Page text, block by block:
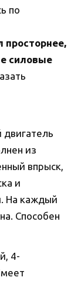
по
просторнее,
силовые
из
впрыск,
и
На каждый
Способен
4-